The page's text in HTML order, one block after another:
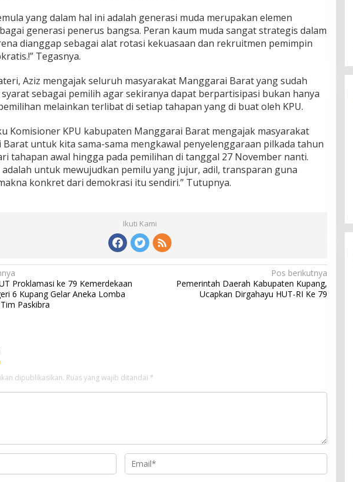
yang dalam hal ini adalah generasi muda merupakan elemen
generasi penerus bangsa. Peran kaum muda sangat strategis dalam
dianggap sebagai alat rotasi kekuasaan dan rekruitmen pemimpin
Tegasnya.
Aziz mengajak seluruh masyarakat Manggarai Barat yang sudah
sebagai pemilih agar sekiranya dapat berpartisipasi bukan hanya
melainkan terlibat di setiap tahapan yang di buat oleh KPU.
Komisioner KPU kabupaten Manggarai Barat mengajak masyarakat
untuk kita sama-sama mengkawal penyelenggaraan pilkada tahun
tahapan awal hingga pada pemilihan di tanggal 27 November nanti.
untuk mewujudkan pemilu yang jujur, adil, transparan guna
konkret dari demokrasi itu sendiri.” Tutupnya.
Ikuti Kami
Proklamasi ke 79 Kemerdekaan
6 Kupang Gelar Aneka Lomba
Paskibra
Pos berikutnya
Pemerintah Daerah Kabupaten Kupang,
Ucapkan Dirgahayu HUT-RI Ke 79
dipublikasikan. Ruas yang wajib ditandai *
Rayakan HUT ke-52, DPD Provinsi
NTT Gelar Sejumlah Kegiatan.
Di Berita, Berita Daerah, Ekonomi, Politik
Januari 2025